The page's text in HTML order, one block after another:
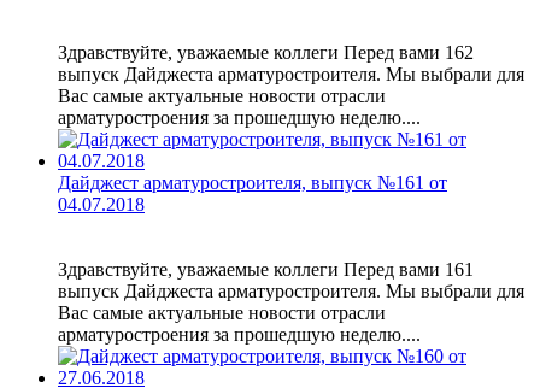
Здравствуйте, уважаемые коллеги Перед вами 162
выпуск Дайджеста арматуростроителя. Мы выбрали для
Вас самые актуальные новости отрасли
арматуростроения за прошедшую неделю....
Дайджест арматуростроителя, выпуск №161 от
04.07.2018
Здравствуйте, уважаемые коллеги Перед вами 161
выпуск Дайджеста арматуростроителя. Мы выбрали для
Вас самые актуальные новости отрасли
арматуростроения за прошедшую неделю....